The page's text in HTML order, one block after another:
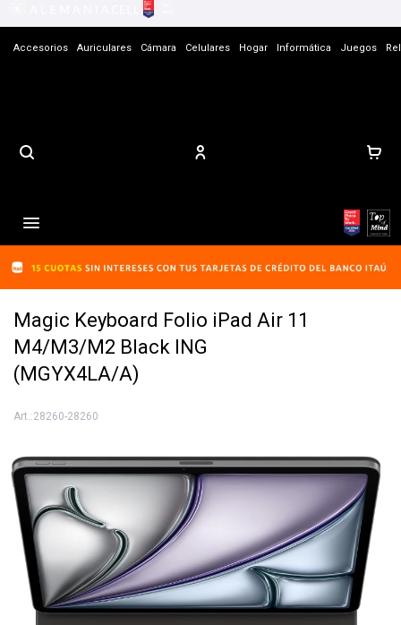
Accesorios Auriculares Cámara Celulares Hogar Informática Juegos

Magic Keyboard Folio iPad Air 11
M4/M3/M2 Black ING
(MGYX4LA/A)
28260-28260